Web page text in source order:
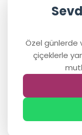
Özel günlerde
çiçeklerle